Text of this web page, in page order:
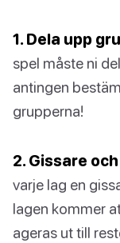
1. Dela upp
spel måste ni
antingen
grupperna!
2. Gissare
varje lag en
lagen kommer
ageras ut till